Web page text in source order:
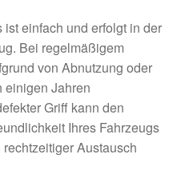
einfach und erfolgt in der
Bei regelmäßigem
von Abnutzung oder
einigen Jahren
Griff kann den
Ihres Fahrzeugs
Austausch